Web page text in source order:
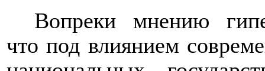
Вопреки мнению
чтопод влиянием